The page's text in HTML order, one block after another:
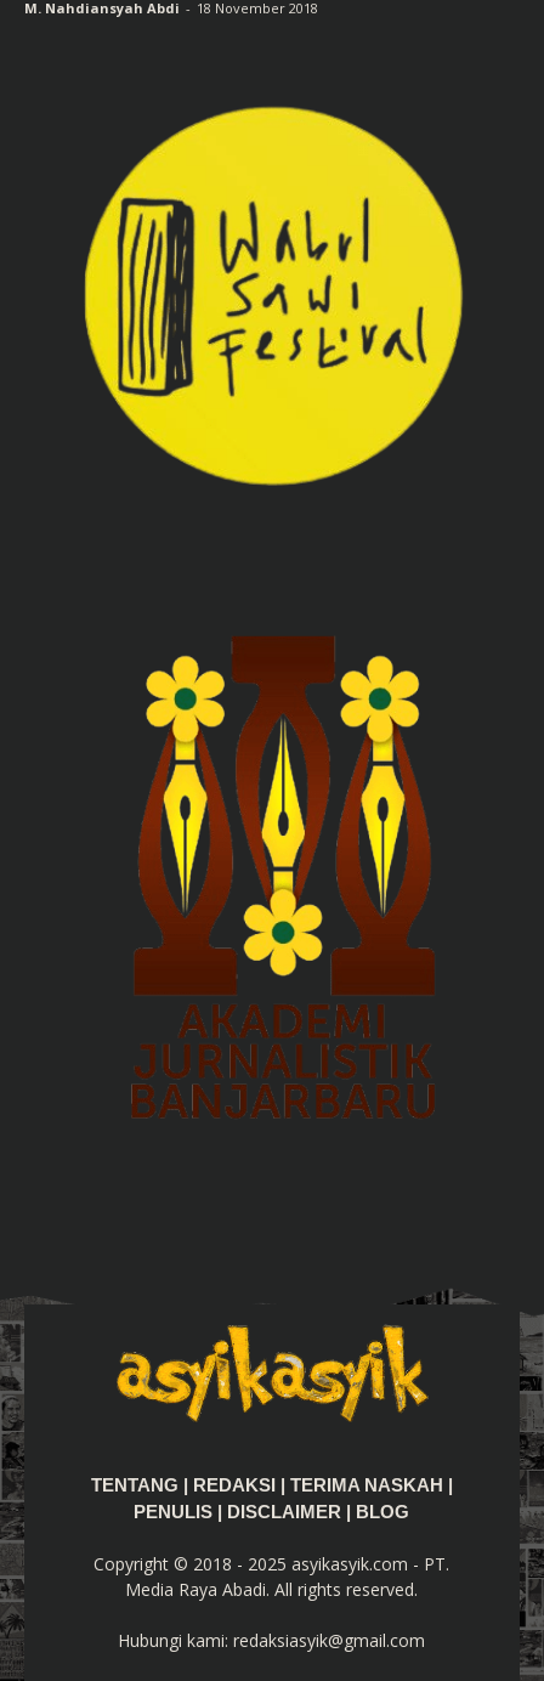
M. Nahdiansyah Abdi - 18 November 2018
TENTANG REDAKSI TERIMA NASKAH
PENULIS
DISCLAIMER BLOG
Copyright © 2018 - 2025 asyikasyik.com - PT.
Media Raya Abadi. All rights reserved.
Hubungi kami:redaksiasyik@gmail.com